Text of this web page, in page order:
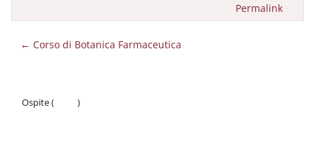
Permalink
← Corso di Botanica Farmaceutica
Ospite (
)